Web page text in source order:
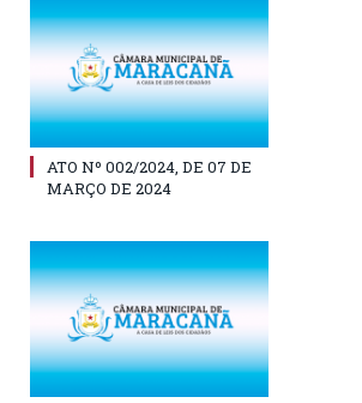
ATO Nº 002/2024, DE 07 DE
MARÇO DE 2024